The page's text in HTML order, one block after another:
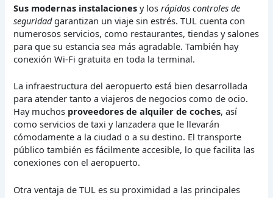
Sus modernas instalaciones y losrápidos controles de
seguridadgarantizan un viaje sin estrés. TUL cuenta con
numerosos servicios, como restaurantes, tiendas y salones
para que su estancia sea más agradable. También hay
conexión Wi-Fi gratuita en toda la terminal.
La infraestructura del aeropuerto está bien desarrollada
para atender tanto a viajeros de negocios como de ocio.
Hay muchos proveedores de alquiler de coches, así
como servicios de taxi y lanzadera que le llevarán
cómodamente a la ciudad o a su destino. El transporte
público también es fácilmente accesible, lo que facilita las
conexiones con el aeropuerto.
Otra ventaja de TUL es su proximidad a las principales